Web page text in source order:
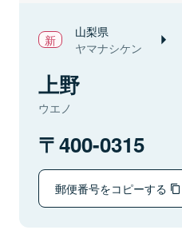
山梨県
ヤマナシケン
上野
ウエノ
400-0315
郵便番号をコピーする